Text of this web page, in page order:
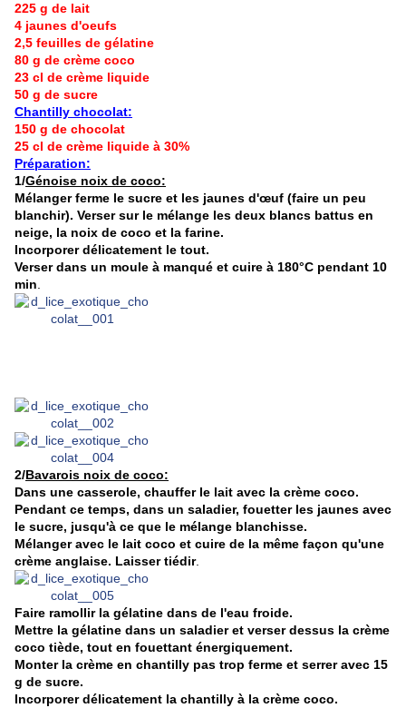
225 g de lait
4 jaunes d'oeufs
2,5 feuilles de gélatine
80 g de crème coco
23 cl de crème liquide
50 g de sucre
Chantilly chocolat:
150 g de chocolat
25 cl de crème liquide à 30%
Préparation:
1/Génoise noix de coco:
Mélanger ferme le sucre et les jaunes d'œuf (faire un peu
blanchir). Verser sur le mélange les deux blancs battus en
neige, la noix de coco et la farine.
Incorporer délicatement le tout.
Verser dans un moule à manqué et cuire à 180°C pendant 10
min
2/Bavarois noix de coco:
Dans une casserole, chauffer le lait avec la crème coco.
Pendant ce temps, dans un saladier, fouetter les jaunes avec
le sucre, jusqu'à ce que le mélange blanchisse.
Mélanger avec le lait coco et cuire de la même façon qu'une
crème anglaise. Laisser tiédir.
Faire ramollir la gélatine dans de l'eau froide.
Mettre la gélatine dans un saladier et verser dessus la crème
coco tiède, tout en fouettant énergiquement.
Monter la crème en chantilly pas trop ferme et serrer avec 15
g de sucre.
Incorporer délicatement la chantilly à la crème coco.